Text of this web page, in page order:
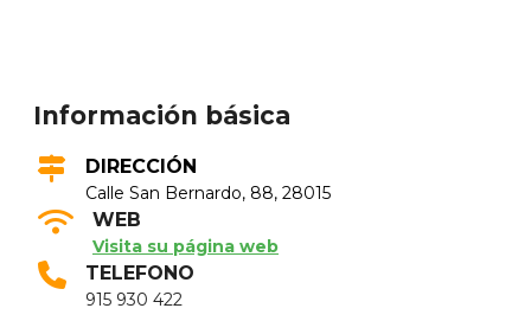
Información básica
DIRECCIÓN
Calle San Bernardo, 88, 28015
WEB
Visita su página web
TELEFONO
915 930 422